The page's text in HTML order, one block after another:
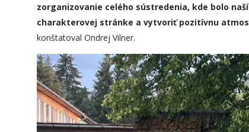
zorganizovanie celého sústredenia, kde bolo naší
charakterovej stránke a vytvoriť pozitívnu
konštatoval Ondrej Vilner.